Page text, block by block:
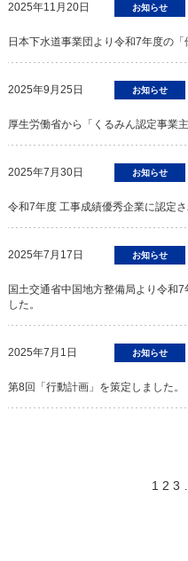
2025年11月20日 お知らせ
日本下水道事業団より令和7年度の「
2025年9月25日 お知らせ
厚生労働省から「くるみん認定事業
2025年7月30日 お知らせ
令和7年度 工事成績優秀企業に認定さ
2025年7月17日 お知らせ
国土交通省中国地方整備局より令和
した。
2025年7月1日 お知らせ
第8回「行動計画」を策定しました。
1 2 3